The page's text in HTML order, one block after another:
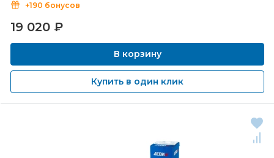
+190 бонусов
19 020 ₽
В корзину
Купить в один клик